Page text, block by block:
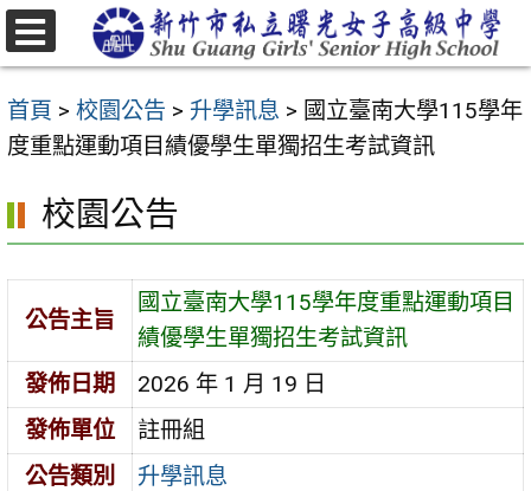
跳
至
要
內
區
首頁 > 校園公告 > 升學訊息 > 國立臺南大學115學年
度重點運動項目績優學生單獨招生考試資訊
校園公告
公告主旨
國立臺南大學115學年度重點運動項目
績優學生單獨招生考試資訊
發佈日期
2026 年 1 月 19 日
發佈單位
註冊組
公告類別
升學訊息
選
單